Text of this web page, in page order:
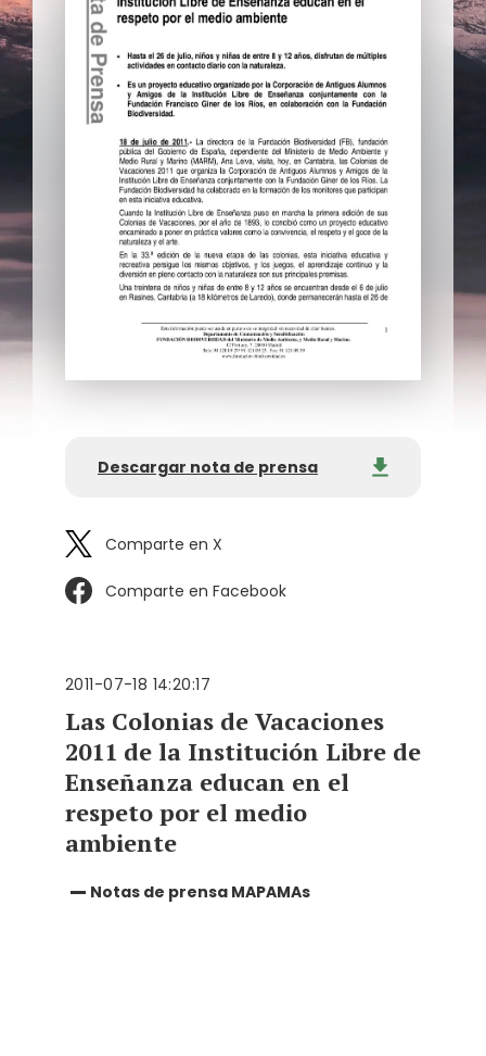
Descargar nota de prensa
Comparte en X
Comparte en Facebook
2011-07-18 14:20:17
Las Colonias de Vacaciones
2011 de la Institución Libre de
Enseñanza educan en el
respeto por el medio
ambiente
Notas de prensa MAPAMAs